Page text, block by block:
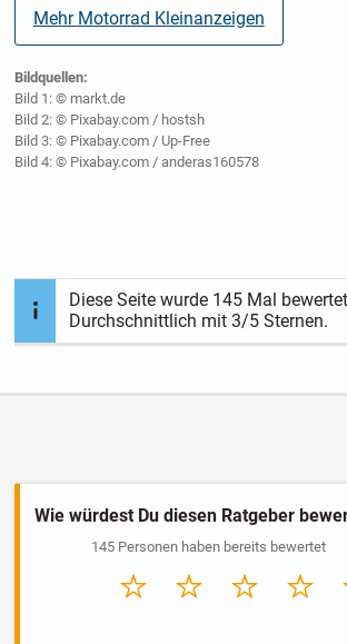
Mehr Motorrad Kleinanzeigen
Bildquellen:
Bild 1: © markt.de
Bild 2: © Pixabay.com / hostsh
Bild 3: © Pixabay.com / Up-Free
Bild 4: © Pixabay.com / anderas160578
Diese Seite wurde 145 Mal
Durchschnittlich mit3/5 Sternen.
Wie würdest Du diesen Ratgeber
145 Personen haben bereits bewertet